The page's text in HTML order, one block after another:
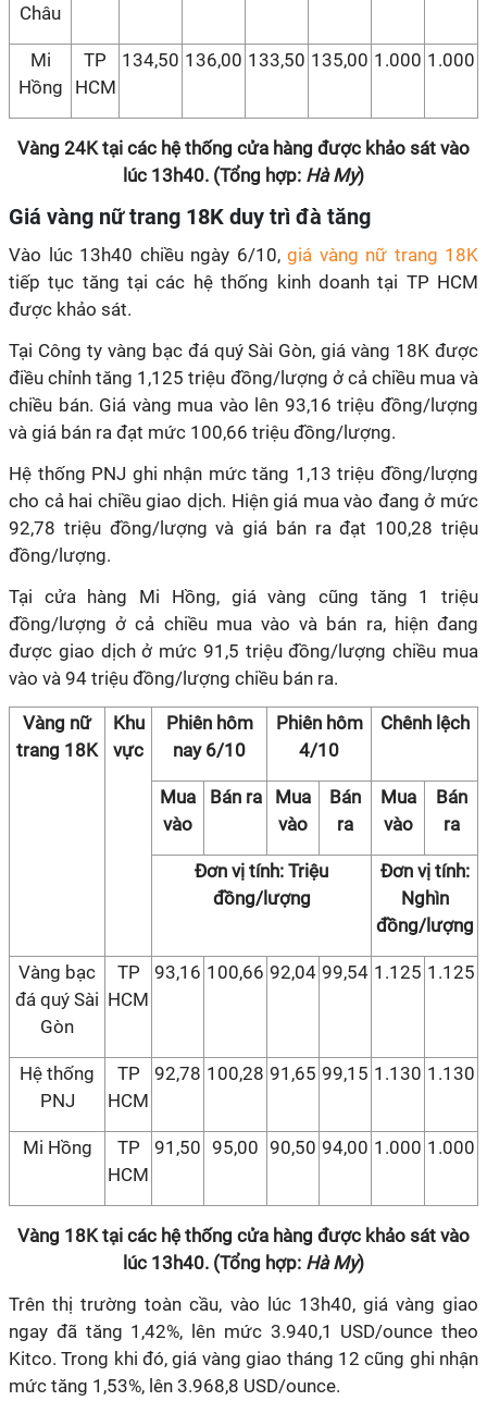
Châu
Mi
Hồng
TP
HCM
134,50 136,00 133,50 135,00 1.000 1.000
Vàng 24K tại các hệ thống cửa hàng được khảo sát vào
lúc 13h40. (Tổng hợp: Hà My)
Giá vàng nữ trang 18K duy trì đà tăng
Vào lúc 13h40 chiều ngày 6/10, giá vàng nữ trang 18K
tiếp tục tăng tại các hệ thống kinh doanh tại TP HCM
được khảo sát.
Tại Công ty vàng bạc đá quý Sài Gòn, giá vàng 18K được
điều chỉnh tăng 1,125 triệu đồng/lượng ở cả chiều mua và
chiều bán. Giá vàng mua vào lên 93,16 triệu đồng/lượng
và giá bán ra đạt mức 100,66 triệu đồng/lượng.
Hệ thống PNJ ghi nhận mức tăng 1,13 triệu đồng/lượng
cho cả hai chiều giao dịch. Hiện giá mua vào đang ở mức
92,78 triệu đồng/lượng và giá bán ra đạt 100,28 triệu
đồng/lượng.
Tại cửa hàng Mi Hồng, giá vàng cũng tăng 1 triệu
đồng/lượng ở cả chiều mua vào và bán ra, hiện đang
được giao dịch ở mức 91,5 triệu đồng/lượng chiều mua
vào và 94 triệu đồng/lượng chiều bán ra.
Vàng nữ
trang 18K
Khu
vực
Phiên hôm
nay 6/10
Phiên hôm
4/10
Chênh lệch
Mua
vào
Bán ra
Mua
vào
Bán
ra
Mua
vào
Bán
ra
Đơn vị tính: Triệu
đồng/lượng
Đơn vị tính:
Nghìn
đồng/lượng
Vàng bạc
đá quý Sài
Gòn
TP
HCM
93,16 100,66 92,04 99,54 1.125 1.125
Hệ thống
PNJ
TP
HCM
92,78 100,28 91,65 99,15 1.130 1.130
Mi Hồng
TP
HCM
91,50 95,00 90,50 94,00 1.000 1.000
Vàng 18K tại các hệ thống cửa hàng được khảo sát vào
lúc 13h40. (Tổng hợp: Hà My)
Trên thị trường toàn cầu, vào lúc 13h40, giá vàng giao
ngay đã tăng 1,42%, lên mức 3.940,1 USD/ounce theo
Kitco. Trong khi đó, giá vàng giao tháng 12 cũng ghi nhận
mức tăng 1,53%, lên 3.968,8 USD/ounce.